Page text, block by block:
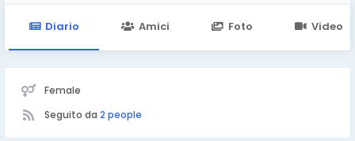
Diario Amici Foto Video
Female
Seguito da 2 people